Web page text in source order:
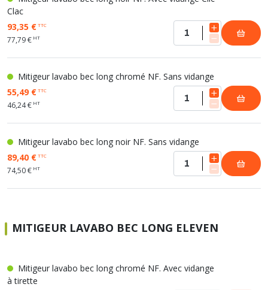
Clac
93,35 €TTC
77,79 € HT
Mitigeur lavabo bec long chromé NF. Sans vidange
55,49 €TTC
46,24 € HT
Mitigeur lavabo bec long noir NF. Sans vidange
89,40 €TTC
74,50 € HT
MITIGEUR LAVABO BEC LONG ELEVEN
Mitigeur lavabo bec long chromé NF. Avec vidange
à tirette